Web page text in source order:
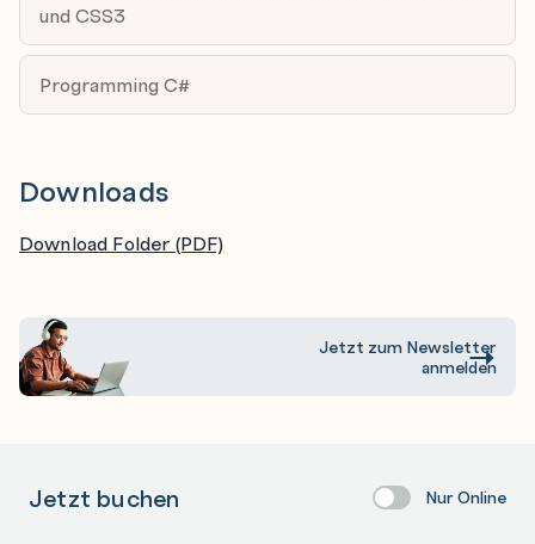
Custom Hosting
Hosting mit Microsoft Azure
Development, Staging und Production Server
und CSS3
Programming C#
Downloads
Download Folder (PDF)
Jetzt zum Newsletter
anmelden
Jetzt buchen Nur Online